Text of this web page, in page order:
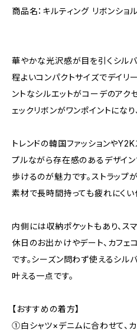
商品名：キルティング リボンショ
華やかな光沢感が目を引くシルバ
程よいコンパクトサイズでデイリ
ントなシルエットがコーデのアク
ェックリボンがワンポイントにな
トレンドの韓国ファッションや
プルながら存在感のあるデザイン
歩けるのが魅力です。ストラップ
素材で長時間持っても疲れにくい
内側には収納ポケットもあり、ス
休日のお出かけやデート、カフェ
です。シーズン問わず使えるシル
叶える一点です。
【おすすめの着方】
①白シャツ×デニムに合わせて、